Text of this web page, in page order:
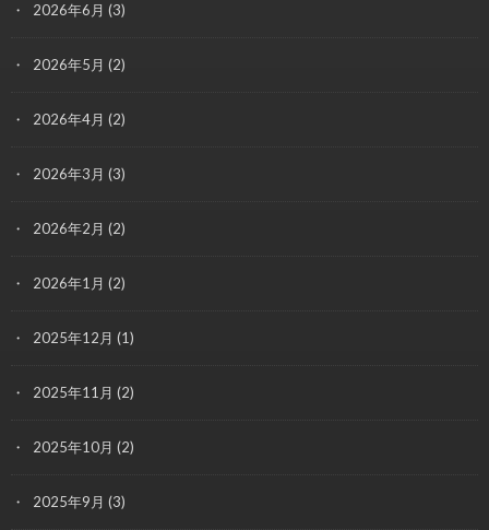
2026年6月 (3)
2026年5月 (2)
2026年4月 (2)
2026年3月 (3)
2026年2月 (2)
2026年1月 (2)
2025年12月 (1)
2025年11月 (2)
2025年10月 (2)
2025年9月 (3)